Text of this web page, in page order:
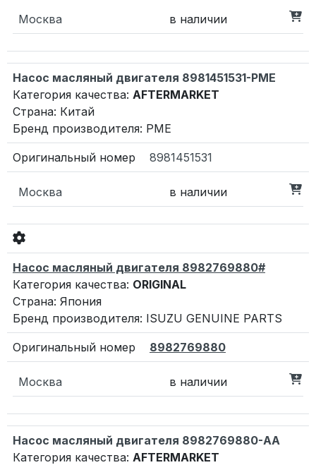
Москва в наличии
Насос масляный двигателя 8981451531-PME
Категория качества: AFTERMARKET
Страна: Китай
Бренд производителя: PME
8981451531
Москва в наличии
Насос масляный двигателя 8982769880#
Категория качества: ORIGINAL
Страна: Япония
Бренд производителя: ISUZU GENUINE PARTS
8982769880
Москва в наличии
Насос масляный двигателя 8982769880-AA
Категория качества: AFTERMARKET